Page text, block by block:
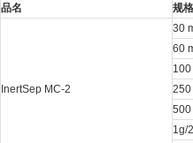
品名 规格
InertSep MC-2
30
60
250
500
1g/